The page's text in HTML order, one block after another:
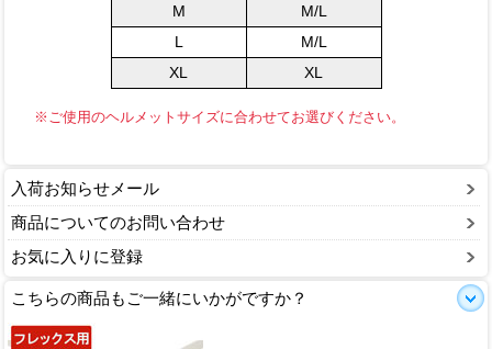
M
M/L
L
M/L
XL
XL
※ご使用のヘルメットサイズに合わせてお選びください。
入荷お知らせメール
商品についてのお問い合わせ
お気に入りに登録
こちらの商品もご一緒にいかがですか？